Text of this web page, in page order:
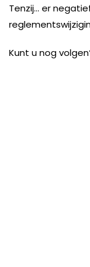
Tenzij… er
Kunt u nog